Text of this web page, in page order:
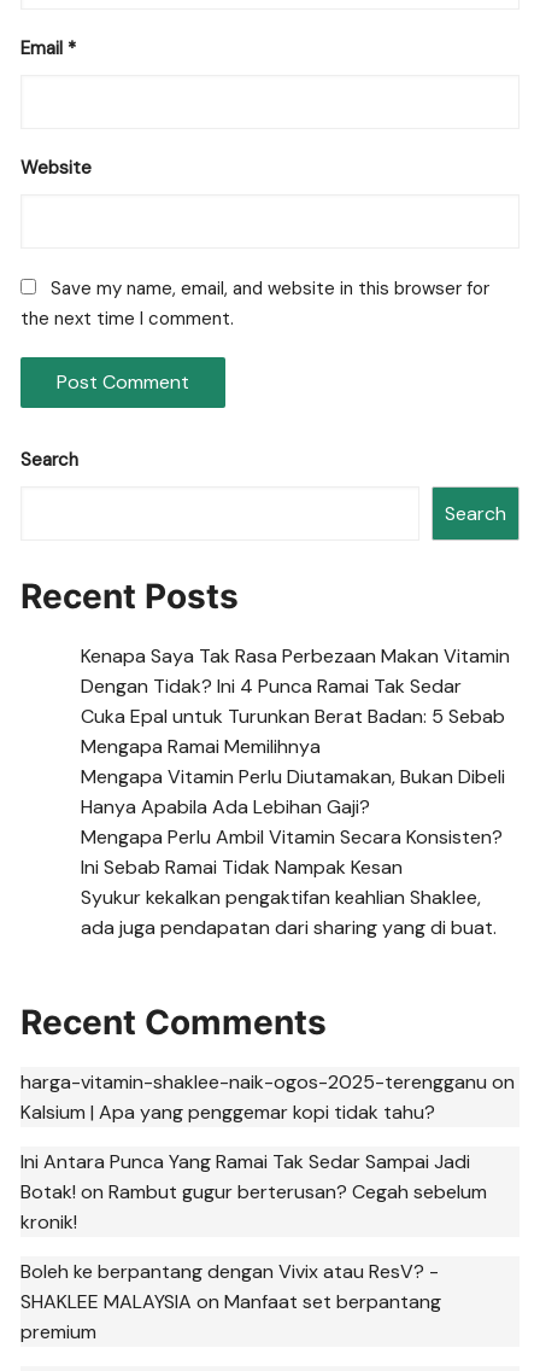
Email *
Website
Save my name, email, and website in this browser for
the next time I comment.
Search
Search
Recent Posts
Kenapa Saya Tak Rasa Perbezaan Makan Vitamin
Dengan Tidak? Ini 4 Punca Ramai Tak Sedar
Cuka Epal untuk Turunkan Berat Badan: 5 Sebab
Mengapa Ramai Memilihnya
Mengapa Vitamin Perlu Diutamakan, Bukan Dibeli
Hanya Apabila Ada Lebihan Gaji?
Mengapa Perlu Ambil Vitamin Secara Konsisten?
Ini Sebab Ramai Tidak Nampak Kesan
Syukur kekalkan pengaktifan keahlian Shaklee,
ada juga pendapatan dari sharing yang di buat.
Recent Comments
harga-vitamin-shaklee-naik-ogos-2025-terengganu on
Kalsium | Apa yang penggemar kopi tidak tahu?
Ini Antara Punca Yang Ramai Tak Sedar Sampai Jadi
Botak! onRambut gugur berterusan? Cegah sebelum
kronik!
Boleh ke berpantang dengan Vivix atau ResV? -
SHAKLEE MALAYSIA onManfaat set berpantang
premium